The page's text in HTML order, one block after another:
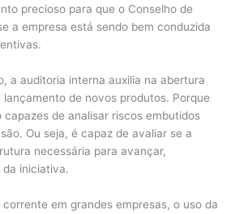
precioso para que o Conselho de
a empresa está sendo bem conduzida
a auditoria interna auxilia na abertura
de novos produtos. Porque
capazes de analisar riscos embutidos
Ou seja, é capaz de avaliar se a
necessária para avançar,
iniciativa.
em grandes empresas, o uso da